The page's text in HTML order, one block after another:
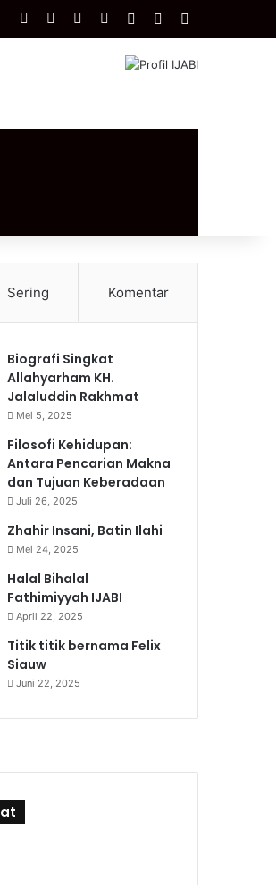
Facebook YouTubeInstagram
Log InArtikel Acak
Sering Komentar
Biografi Singkat
Allahyarham KH.
Jalaluddin Rakhmat
Mei 5, 2025
Filosofi Kehidupan:
Antara Pencarian Makna
dan Tujuan Keberadaan
Juli 26, 2025
Zhahir Insani, Batin Ilahi
Mei 24, 2025
Halal Bihalal
Fathimiyyah IJABI
April 22, 2025
Titik titik bernama Felix
Siauw
Juni 22, 2025